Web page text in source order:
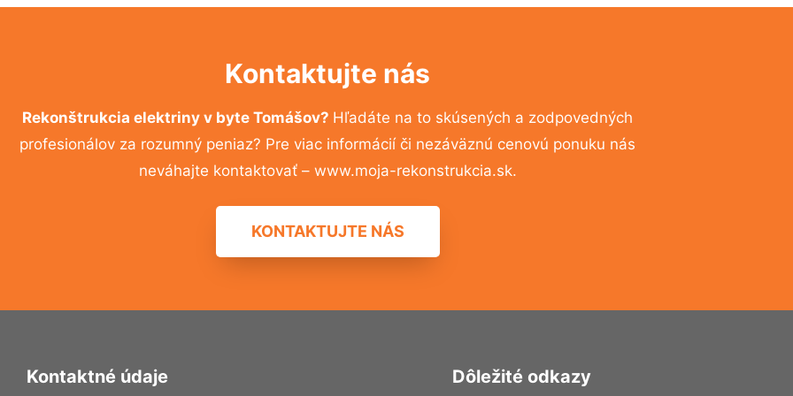
Kontaktujte nás
Rekonštrukcia elektriny v byte Tomášov? Hľadáte na to skúsených a zodpovedných
profesionálov za rozumný peniaz? Pre viac informácií či nezáväznú cenovú ponuku nás
neváhajte kontaktovať – www.moja-rekonstrukcia.sk.
KONTAKTUJTE NÁS
Kontaktné údaje Dôležité odkazy